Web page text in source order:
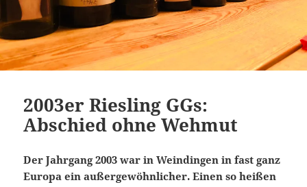
2003er Riesling GGs:
Abschied ohne Wehmut
Der Jahrgang 2003 war in Weindingen in fast ganz
Europa ein außergewöhnlicher. Einen so heißen